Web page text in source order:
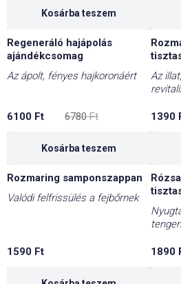
Kosárba teszem
Regeneráló hajápolás
ajándékcsomag
Az ápolt, fényes hajkoronáért
6780Ft
price
6100 Ft
price
Kosárba teszem
Az
1390
Rozmaring samponszappan
Valódi felfrissülés a fejbőrnek
1590 Ft 1890